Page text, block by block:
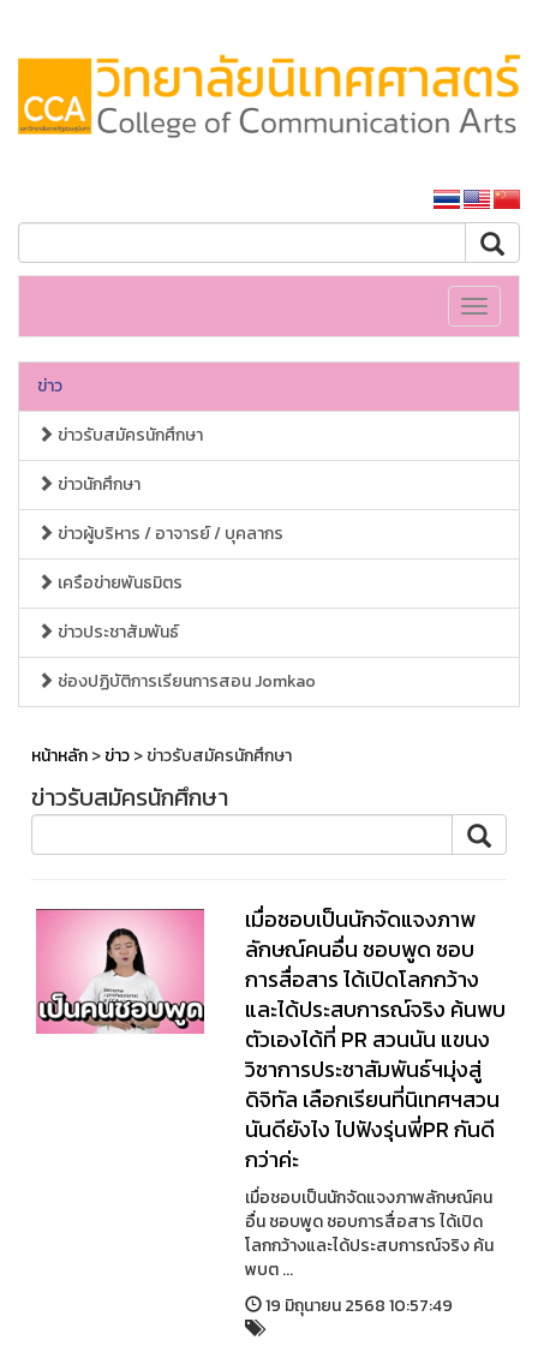
Toggle
ข่าว
ข่าวรับสมัครนักศึกษา
ข่าวนักศึกษา
ข่าวผู้บริหาร / อาจารย์ / บุคลากร
เครือข่ายพันธมิตร
ข่าวประชาสัมพันธ์
ช่องปฏิบัติการเรียนการสอน Jomkao
หน้าหลัก>ข่าว> ข่าวรับสมัครนักศึกษา
ข่าวรับสมัครนักศึกษา
เมื่อชอบเป็นนักจัดแจงภาพ
ลักษณ์คนอื่น ชอบพูด ชอบ
การสื่อสาร ได้เปิดโลกกว้าง
และได้ประสบการณ์จริง ค้นพบ
ตัวเองได้ที่ PR สวนนัน แขนง
วิชาการประชาสัมพันธ์ฯมุ่งสู่
ดิจิทัล เลือกเรียนที่นิเทศฯสวน
นันดียังไง ไปฟังรุ่นพี่PR กันดี
กว่าค่ะ
เมื่อชอบเป็นนักจัดแจงภาพลักษณ์คน
อื่น ชอบพูด ชอบการสื่อสาร ได้เปิด
โลกกว้างและได้ประสบการณ์จริง ค้น
พบต ...
19 มิถุนายน 2568 10:57:49